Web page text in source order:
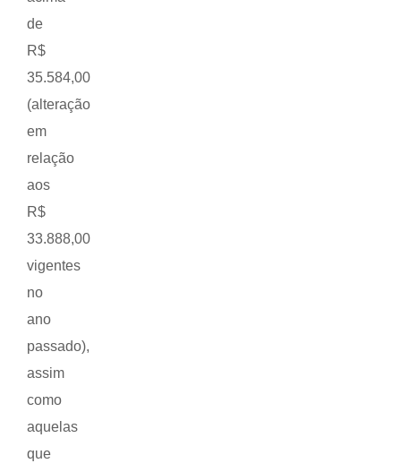
de
R$
35.584,00
(alteração
em
relação
aos
R$
33.888,00
vigentes
no
ano
passado),
assim
como
aquelas
que